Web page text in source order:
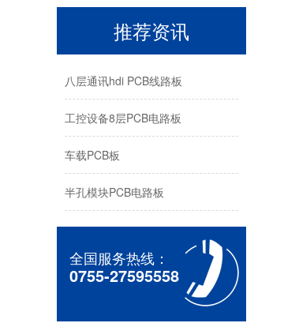
推荐资讯
八层通讯hdi PCB线路板
工控设备8层PCB电路板
车载PCB板
半孔模块PCB电路板
全国服务热线：
0755-27595558